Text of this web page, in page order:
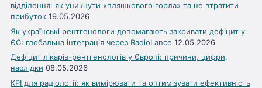
відділення: як уникнути «пляшкового горла» та не втратити
прибуток 19.05.2026
Як українські рентгенологи допомагають закривати дефіцит у
ЄС: глобальна інтеграція через RadioLance 12.05.2026
Дефіцит лікарів-рентгенологів у Європі: причини, цифри,
наслідки 08.05.2026
KPI для радіології: як вимірювати та оптимізувати ефективність